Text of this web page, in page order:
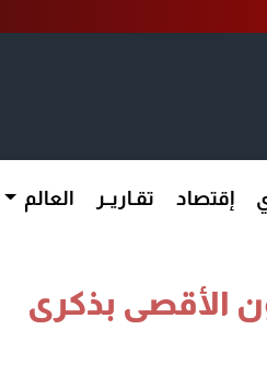
إقتصاد تقـاريــر العالم
يقتحمون الأقصى بذكرى